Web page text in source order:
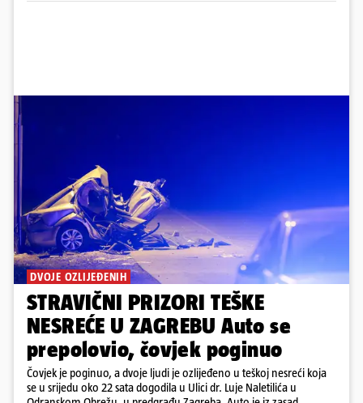
DVOJE OZLIJEĐENIH
STRAVIČNI PRIZORI TEŠKE
NESREĆE U ZAGREBU Auto se
prepolovio, čovjek poginuo
Čovjek je poginuo, a dvoje ljudi je ozlijeđeno u teškoj nesreći koja
se u srijedu oko 22 sata dogodila u Ulici dr. Luje Naletilića u